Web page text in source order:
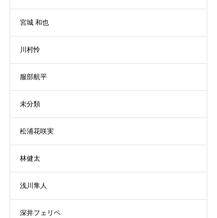
宮城 和也
川村怜
服部航平
未分類
松浦花咲実
林健太
浅川隼人
深井フェリペ